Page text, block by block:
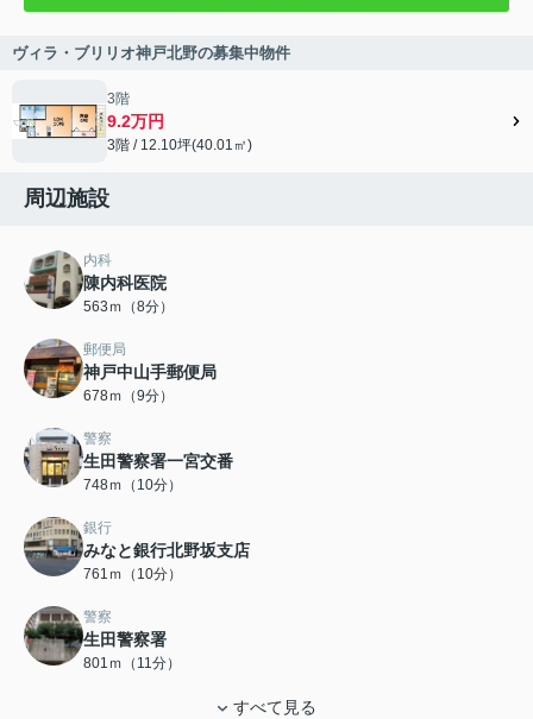
ヴィラ・ブリリオ神戸北野の募集中物件
3階
9.2万円
3階 / 12.10坪(40.01㎡)
周辺施設
内科
陳内科医院
563ｍ（8分）
郵便局
神戸中山手郵便局
678ｍ（9分）
警察
生田警察署一宮交番
748ｍ（10分）
銀行
みなと銀行北野坂支店
761ｍ（10分）
警察
生田警察署
801ｍ（11分）
すべて見る